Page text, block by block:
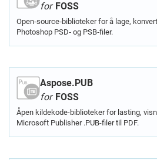
forFOSS
Open‑source‑biblioteker for å lage,
Photoshop PSD‑ og PSB‑filer.
Aspose.PUB
forFOSS
Åpen kildekode-biblioteker for lasting,
Microsoft Publisher .PUB-filer til PDF.